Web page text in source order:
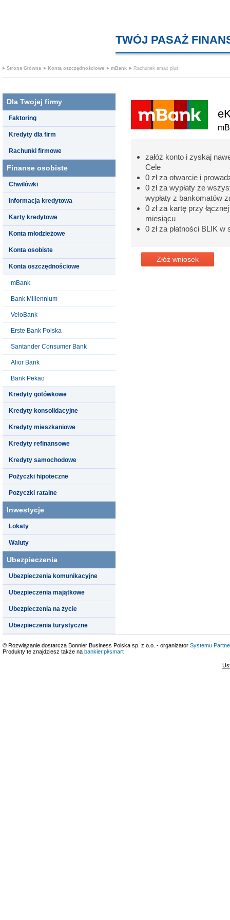
TWÓJ PASAŻ
Strona Główna Konta oszczędnościowe mBank Rachunek emax plus
Dla Twojej firmy
Faktoring
Kredyty dla firm
Rachunki firmowe
Finanse osobiste
Chwilówki
Informacja kredytowa
Karty kredytowe
Konta młodzieżowe
Konta osobiste
Konta oszczędnościowe
mBank
Bank Millennium
VeloBank
Erste Bank Polska
Santander Consumer Bank
Alior Bank
Bank Pekao
Kredyty gotówkowe
Kredyty konsolidacyjne
Kredyty mieszkaniowe
Kredyty refinansowe
Kredyty samochodowe
Pożyczki hipoteczne
Pożyczki ratalne
Inwestycje
Lokaty
Waluty
Ubezpieczenia
Ubezpieczenia komunikacyjne
Ubezpieczenia majątkowe
Ubezpieczenia na życie
Ubezpieczenia turystyczne
załóż konto i zyskaj
Cele
0 zł za otwarcie i
0 zł za wypłaty ze
wypłaty z bankomatów
0 zł za kartę przy
miesiącu
0 zł za płatności BLIK
Złóż wniosek
© Rozwiązanie dostarcza Bonnier Business Polska sp. z o.o. - organizator Systemu
Produkty te znajdziesz także na bankier.pl/smart